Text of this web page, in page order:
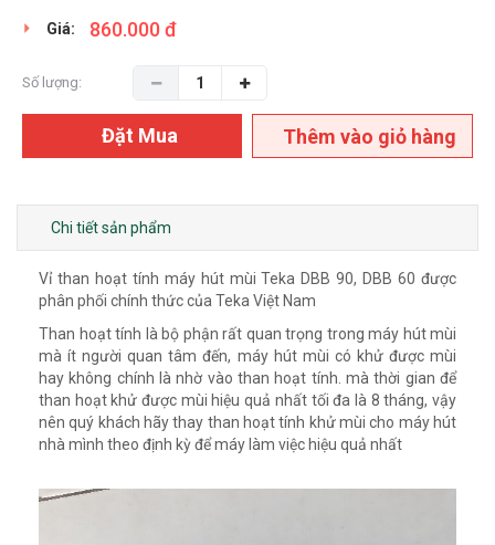
Giá: 860.000 đ
Số lượng:
Đặt Mua Thêm vào giỏ hàng
Chi tiết sản phẩm
Vỉ than hoạt tính máy hút mùi Teka DBB 90, DBB 60 được
phân phối chính thức của Teka Việt Nam
Than hoạt tính là bộ phận rất quan trọng trong máy hút mùi
mà ít người quan tâm đến, máy hút mùi có khử được mùi
hay không chính là nhờ vào than hoạt tính. mà thời gian để
than hoạt khử được mùi hiệu quả nhất tối đa là 8 tháng, vậy
nên quý khách hãy thay than hoạt tính khử mùi cho máy hút
nhà mình theo định kỳ để máy làm việc hiệu quả nhất